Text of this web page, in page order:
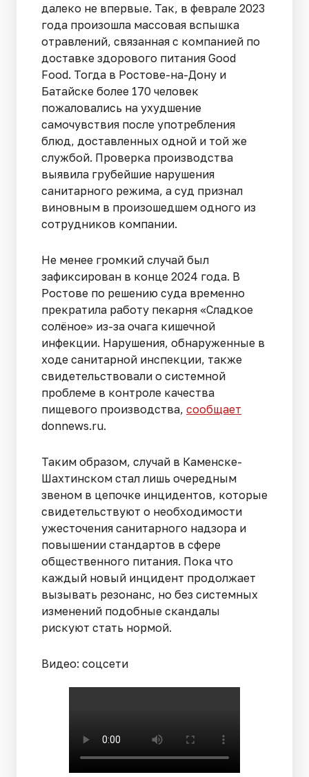
далеко не впервые. Так, в феврале 2023
года произошла массовая вспышка
отравлений, связанная с компанией по
доставке здорового питания Good
Food. Тогда в Ростове-на-Дону и
Батайске более 170 человек
пожаловались на ухудшение
самочувствия после употребления
блюд, доставленных одной и той же
службой. Проверка производства
выявила грубейшие нарушения
санитарного режима, а суд признал
виновным в произошедшем одного из
сотрудников компании.
Не менее громкий случай был
зафиксирован в конце 2024 года. В
Ростове по решению суда временно
прекратила работу пекарня «Сладкое
солёное» из-за очага кишечной
инфекции. Нарушения, обнаруженные в
ходе санитарной инспекции, также
свидетельствовали о системной
проблеме в контроле качества
пищевого производства, сообщает
donnews.ru.
Таким образом, случай в Каменске-
Шахтинском стал лишь очередным
звеном в цепочке инцидентов, которые
свидетельствуют о необходимости
ужесточения санитарного надзора и
повышении стандартов в сфере
общественного питания. Пока что
каждый новый инцидент продолжает
вызывать резонанс, но без системных
изменений подобные скандалы
рискуют стать нормой.
Видео: соцсети